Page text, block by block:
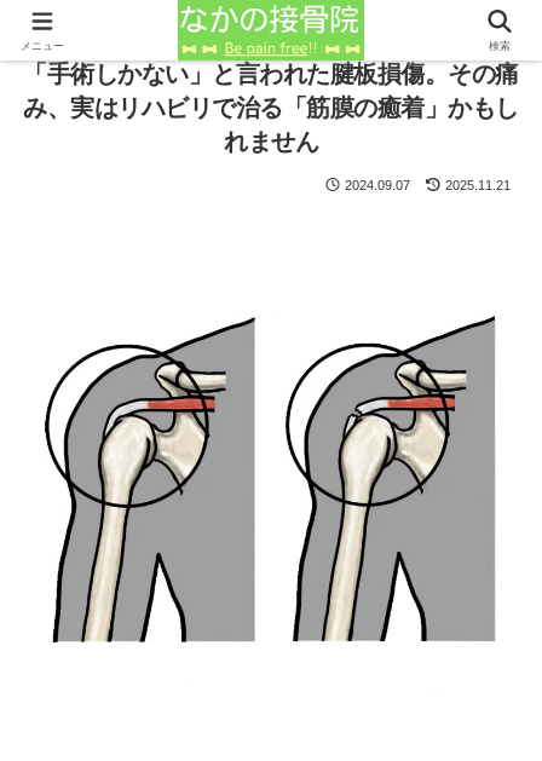
「手術しかない」と言われた腱板損傷。その痛
み、実はリハビリで治る「筋膜の癒着」かもし
れません
2024.09.07 2025.11.21
メニュー 検索